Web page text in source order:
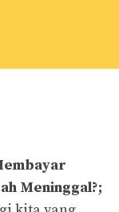
Meninggal?;